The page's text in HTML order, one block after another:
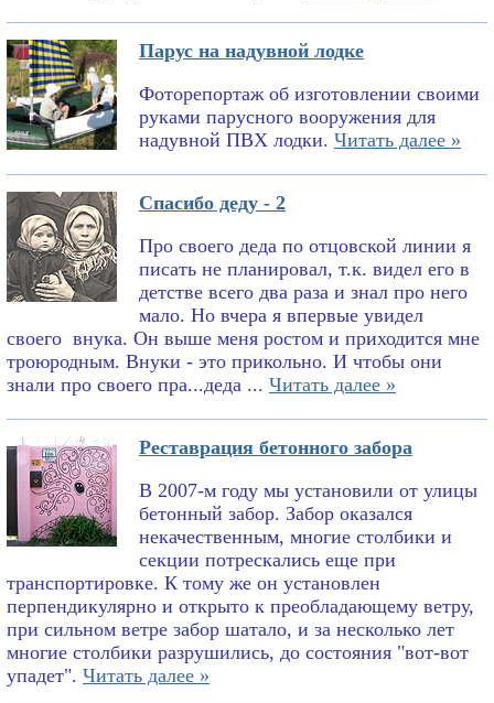
Парус на надувной лодке
Фоторепортаж об изготовлении своими
руками парусного вооружения для
надувной ПВХ лодки. Читать далее »
Спасибо деду - 2
Про своего деда по отцовской линии я
писать не планировал, т.к. видел его в
детстве всего два раза и знал про него
мало. Но вчера я впервые увидел
своего внука. Он выше меня ростом и приходится мне
троюродным. Внуки - это прикольно. И чтобы они
знали про своего пра...деда ... Читать далее »
Реставрация бетонного забора
В 2007-м году мы установили от улицы
бетонный забор. Забор оказался
некачественным, многие столбики и
секции потрескались еще при
транспортировке. К тому же он установлен
перпендикулярно и открыто к преобладающему ветру,
при сильном ветре забор шатало, и за несколько лет
многие столбики разрушились, до состояния "вот-вот
упадет". Читать далее »